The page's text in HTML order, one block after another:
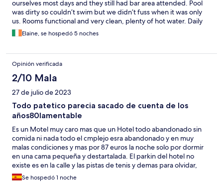
ourselves most days and they still had bar area attended. Pool
was dirty so couldn’t swim but we didn’t fuss when it was only
us. Rooms functional and very clean, plenty of hot water. Daily
maid service and room left pristine beach day. Comfortable bed
with plenty of pillows and blankets. We would definitely stay
location for exploring the area.
Elaine, se hospedó 5 noches
Opinión verificada
2/10 Mala
27 de julio de 2023
Todo patetico parecia sacado de cuenta de los
años80lamentable
Es un Motel muy caro mas que un Hotel todo abandonado sin
comida ni nada todo el cmplejo esra abandonado y en muy
malas condiciones y mas por 87 euros la noche solo por dormir
en una cama pequeña y destartalada. El parkin del hotel no
existe es en la calle y las pistas de tenis y demas para olvidar,
vamos no nada recomendable mi pareja me dijo que esto era
una verguenza de sitio
Se hospedó 1 noche